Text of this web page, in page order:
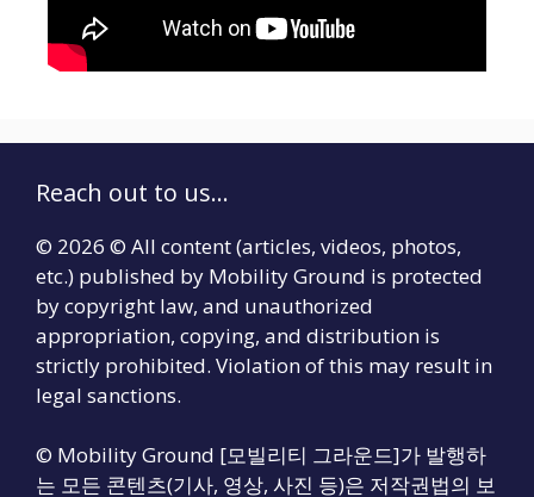
Reach out to us...
© 2026 © All content (articles, videos, photos,
etc.) published by Mobility Ground is protected
by copyright law, and unauthorized
appropriation, copying, and distribution is
strictly prohibited. Violation of this may result in
legal sanctions.
© Mobility Ground [모빌리티 그라운드]가 발행하
는 모든 콘텐츠(기사, 영상, 사진 등)은 저작권법의 보